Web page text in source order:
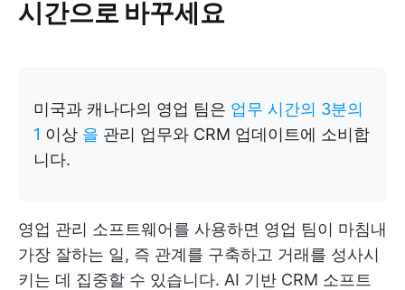
시간으로 바꾸세요
미국과 캐나다의 영업 팀은 업무 시간의 3분의
1 이상 을 관리 업무와 CRM 업데이트에 소비합
니다.
영업 관리 소프트웨어를 사용하면 영업 팀이 마침내
가장 잘하는 일, 즉 관계를 구축하고 거래를 성사시
키는 데 집중할 수 있습니다. AI 기반 CRM 소프트